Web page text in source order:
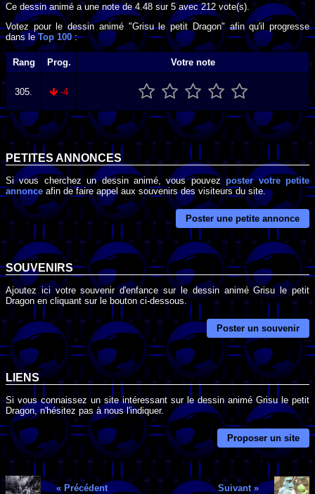
Ce dessin animé a une note de4.48 sur 5avec212 vote(s).
Votez pour le dessin animé "Grisu le petit Dragon" afin qu'il progresse
dans leTop 100:
Rang Prog. Votre note
305. -4
PETITES ANNONCES
Si vous cherchez un dessin animé, vous pouvezposter votre petite
annonce afin de faire appel aux souvenirs des visiteurs du site.
Poster une petite annonce
SOUVENIRS
Ajoutez ici votre souvenir d'enfance sur le dessin animé Grisu le petit
Dragon en cliquant sur le bouton ci-dessous.
Poster un souvenir
LIENS
Si vous connaissez un site intéressant sur le dessin animé Grisu le petit
Dragon, n'hésitez pas à nous l'indiquer.
Proposer un site
« Précédent
Suivant »